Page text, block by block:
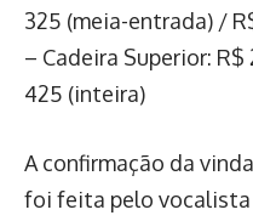
325 (meia-entrada) /
– Cadeira Superior:
425 (inteira)
A confirmação da
foi feita pelo vocalista